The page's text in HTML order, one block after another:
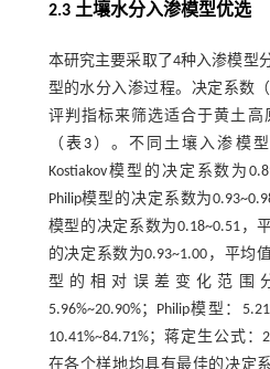
2.3 土壤水分入渗模型优选
本研究主要采取了4种入渗模型
型的水分入渗过程。决定系数（
评判指标来筛选适合于黄土高
（ 表3）。不同土壤入渗模
Kostiakov模型的决定系数为
Philip模型的决定系数为
模型的决定系数为0.18~0.51，
的决定系数为0.93~1.00，平均
型的相对误差变化范围分
5.96%~20.90%；Philip模型：
10.41%~84.71%；蒋定生公式：
在各个样地均具有最佳的决定